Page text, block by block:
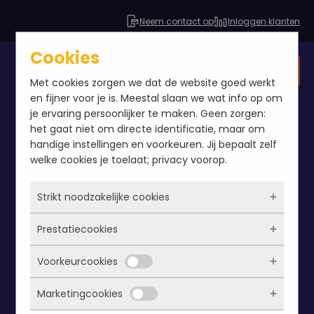
Neem contact op Inloggen klanten
Cookies
Met cookies zorgen we dat de website goed werkt
en fijner voor je is. Meestal slaan we wat info op om
je ervaring persoonlijker te maken. Geen zorgen:
het gaat niet om directe identificatie, maar om
handige instellingen en voorkeuren. Jij bepaalt zelf
welke cookies je toelaat; privacy voorop.
Strikt noodzakelijke cookies
Deze cookies zorgen ervoor dat de website
überhaupt werkt. Ze zijn dus altijd actief en
kunnen niet worden uitgezet. Meestal worden
ze alleen geplaatst als jij iets doet, zoals
inloggen, een formulier invullen of je
Prestatiecookies
Met deze cookies zien we hoe vaak onze site
bezocht wordt, waar bezoekers vandaan
komen en welke pagina’s populair zijn. Zo
Voorkeurcookies
Deze cookies onthouden jouw voorkeuren.
Marketingcookies